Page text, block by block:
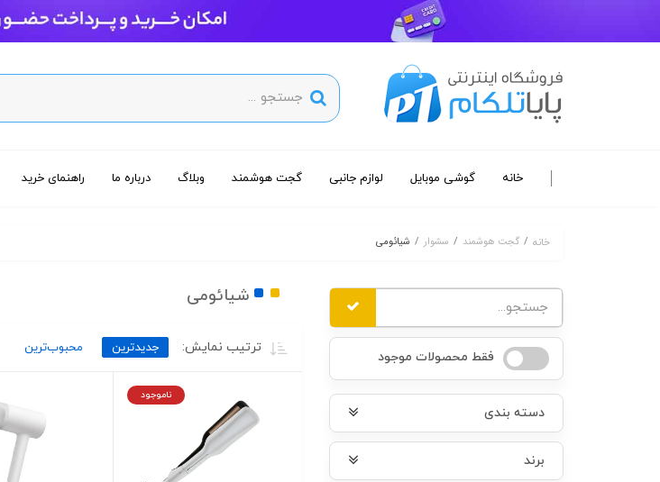
خانه گوشی موبایل لوازم جانبی گجت هوشمند وبلاگ درباره ما راهنمای خرید
خانه گجت هوشمند سشوار شیائومی
فقط محصولات موجود
دسته بندی
برند
شیائومی
ترتیب نمایش: جدیدترین محبوب‌ترین
ناموجود